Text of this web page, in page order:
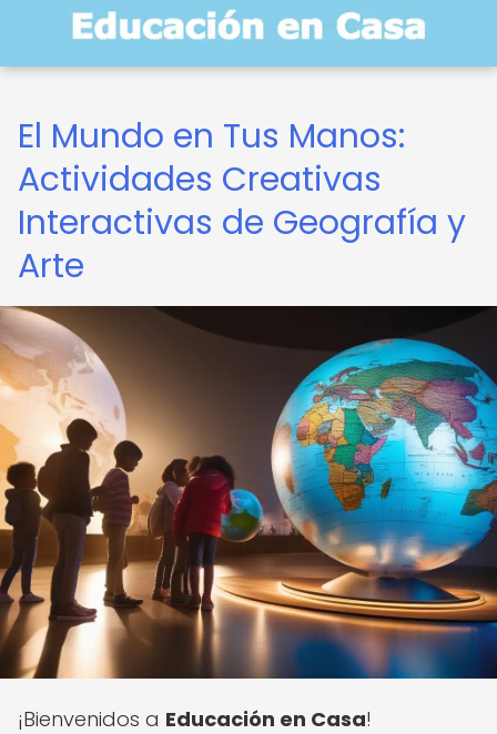
El Mundo en Tus Manos:
Actividades Creativas
Interactivas de Geografía y
Arte
¡Bienvenidos a Educación en Casa!